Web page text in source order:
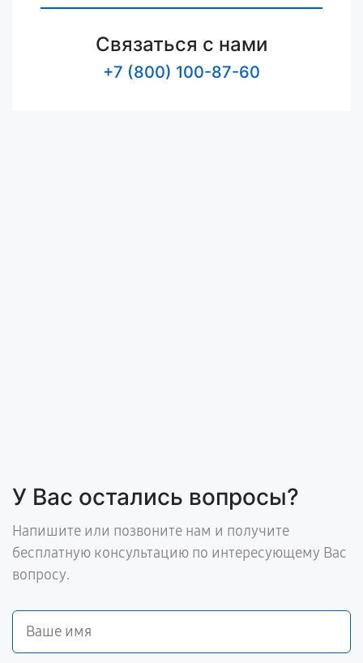
Связаться с нами
+7 (800) 100-87-60
У Вас остались вопросы?
Напишите или позвоните нам и получите
бесплатную консультацию по интересующему Вас
вопросу.